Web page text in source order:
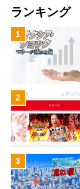
ランキング
1
2
3